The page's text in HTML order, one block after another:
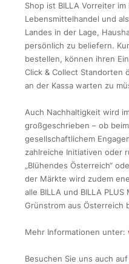
Shop ist BILLA Vorreiter
Lebensmittelhandel und
Landes in der Lage,
persönlich zu beliefern.
bestellen, können ihren
Click & Collect Standorten
an der Kassa warten zu
Auch Nachhaltigkeit wird
großgeschrieben – ob
gesellschaftlichem
zahlreiche Initiativen oder
„Blühendes Österreich“
der Märkte wird zudem
alle BILLA und BILLA
Grünstrom aus Österreich
Mehr Informationen unter:
Besuchen Sie uns auch auf